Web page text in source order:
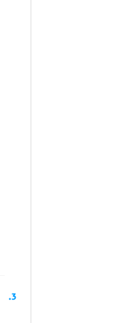
3
.